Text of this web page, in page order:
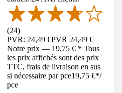
(24)
PVR: 24,49 €PVR24,49 €
Notre prix — 19,75 € * Tous
les prix affichés sont des prix
TTC, frais de livraison en sus
si nécessaire par pce19,75 €*/
pce